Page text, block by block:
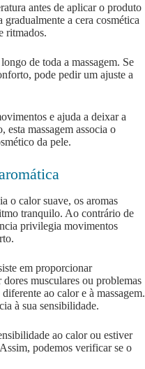
antes de aplicar o produto
gradualmente a cera cosmética
ritmados.
de toda a massagem. Se
pode pedir um ajuste a
e ajuda a deixar a
esta massagem associa o
da pele.
o calor suave, os aromas
tranquilo. Ao contrário de
privilegia movimentos
em proporcionar
musculares ou problemas
ao calor e à massagem.
à sua sensibilidade.
ao calor ou estiver
podemos verificar se o